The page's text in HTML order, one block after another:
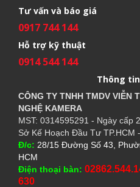
Tư vấn và báo giá
0917 744 144
Hỗ trợ kỹ thuật
0914 544 144
Thông
CÔNG TY TNHH TMDV VIỄN
NGHỆ KAMERA
MST: 0314595291 - Ngày cấp
Sở Kế Hoạch Đầu Tư TP.HCM
Đ/c: 28/15 Đường Số 43,
HCM
Điện thoại bàn:
630